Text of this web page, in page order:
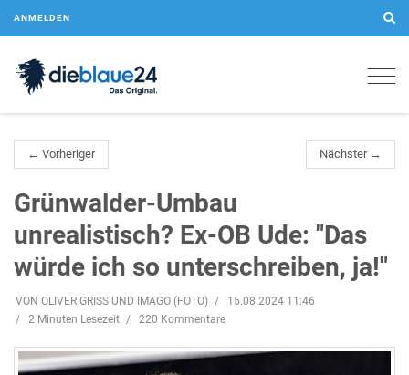
ANMELDEN
← Vorheriger Nächster →
Grünwalder-Umbau
unrealistisch? Ex-OB Ude: "Das
würde ich so unterschreiben, ja!"
VON OLIVER GRISS UND IMAGO (FOTO)
15.08.2024 11:46
2 Minuten Lesezeit
220 Kommentare